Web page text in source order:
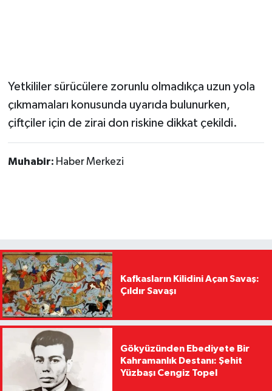
Yetkililer sürücülere zorunlu olmadıkça uzun yola
çıkmamaları konusunda uyarıda bulunurken,
çiftçiler için de zirai don riskine dikkat çekildi.
Muhabir: Haber Merkezi
Kafkasların Kilidini Açan Savaş:
Çıldır Savaşı
Gökyüzünden Ebediyete Bir
Kahramanlık Destanı: Şehit
Yüzbaşı Cengiz Topel